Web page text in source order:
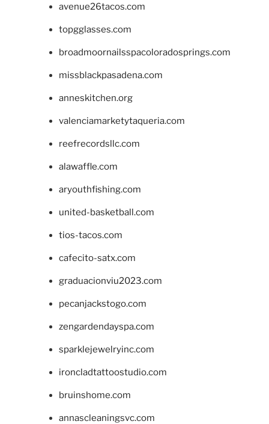
avenue26tacos.com
topgglasses.com
broadmoornailsspacoloradosprings.com
missblackpasadena.com
anneskitchen.org
valenciamarketytaqueria.com
reefrecordsllc.com
alawaffle.com
aryouthfishing.com
united-basketball.com
tios-tacos.com
cafecito-satx.com
graduacionviu2023.com
pecanjackstogo.com
zengardendayspa.com
sparklejewelryinc.com
ironcladtattoostudio.com
bruinshome.com
annascleaningsvc.com